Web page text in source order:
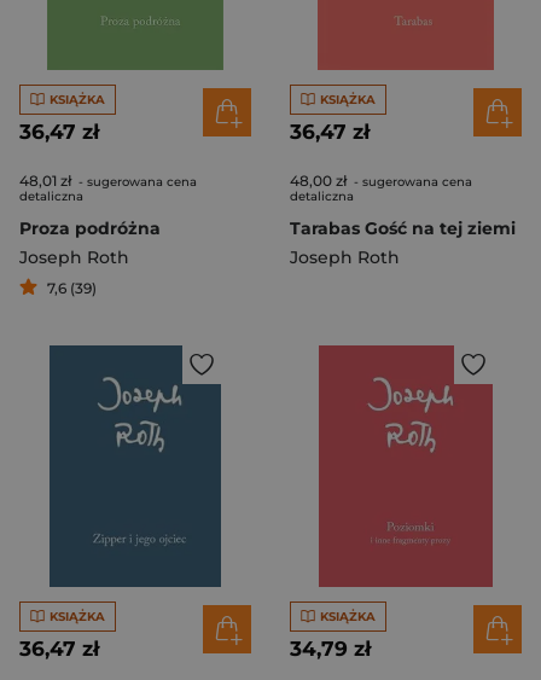
KSIĄŻKA
36,47 zł
48,01 zł - sugerowana cena
detaliczna
Proza podróżna
Joseph Roth
7,6 (39)
KSIĄŻKA
36,47 zł
48,00 zł - sugerowana cena
detaliczna
Tarabas Gość na tej ziemi
Joseph Roth
KSIĄŻKA
36,47 zł
KSIĄŻKA
34,79 zł